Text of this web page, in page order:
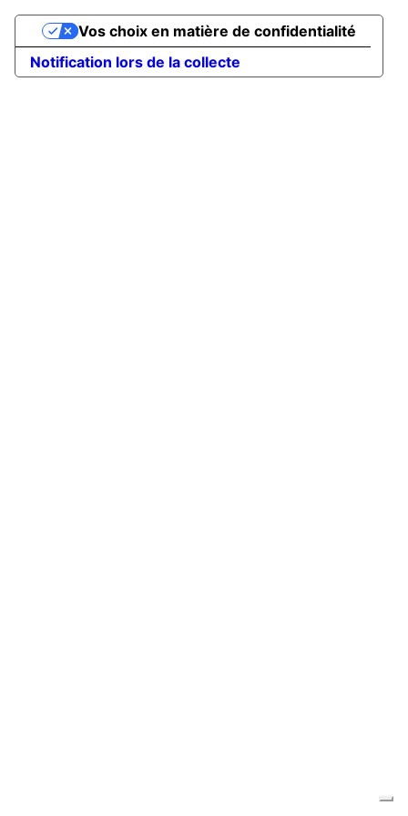
Notification lors de la collecte
Vos choix en matière de confidentialité